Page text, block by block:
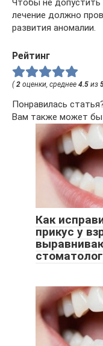
Чтобы не допустить
лечение должно
развития аномалии.
Рейтинг
(2 оценки, среднее 4.5 из
Понравилась
Вам также может
Как
прикус у